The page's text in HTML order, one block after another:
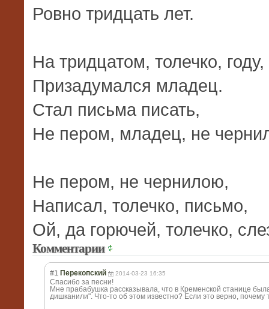
Ровно тридцать лет.
На тридцатом, толечко, году,
Призадумался младец.
Стал письма писать,
Не пером, младец, не
Не пером, не чернилою,
Написал, толечко, письмо,
Ой, да горючей, толечко,
Комментарии
#1 Перекопский 2014-03-23 16:35
Спасибо за песни!
Мне прабабушка рассказывала, что в Кременской станице
дишканили". Что-то об этом известно? Если это верно, почему